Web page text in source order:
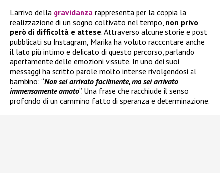
L’arrivo della gravidanza rappresenta per la coppia la
realizzazione di un sogno coltivato nel tempo, non privo
però di difficoltà e attese. Attraverso alcune storie e post
pubblicati su Instagram, Marika ha voluto raccontare anche
il lato più intimo e delicato di questo percorso, parlando
apertamente delle emozioni vissute. In uno dei suoi
messaggi ha scritto parole molto intense rivolgendosi al
bambino: “Non sei arrivato facilmente, ma sei arrivato
immensamente amato”. Una frase che racchiude il senso
profondo di un cammino fatto di speranza e determinazione.